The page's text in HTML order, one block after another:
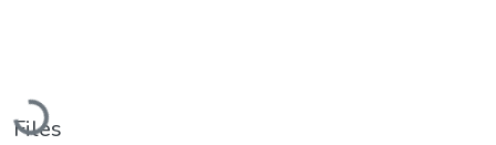
Loading...
Files